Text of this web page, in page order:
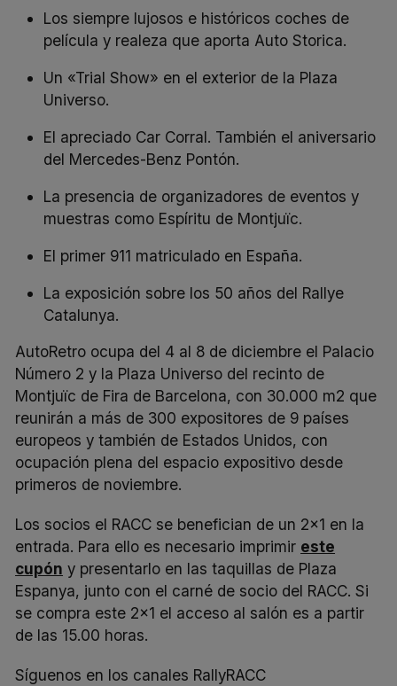
Los siempre lujosos e históricos coches de
película y realeza que aporta Auto Storica.
Un «Trial Show» en el exterior de la Plaza
Universo.
El apreciado Car Corral. También el aniversario
del Mercedes-Benz Pontón.
La presencia de organizadores de eventos y
muestras como Espíritu de Montjuïc.
El primer 911 matriculado en España.
La exposición sobre los 50 años del Rallye
Catalunya.
AutoRetro ocupa del 4 al 8 de diciembre el Palacio
Número 2 y la Plaza Universo del recinto de
Montjuïc de Fira de Barcelona, con 30.000 m2 que
reunirán a más de 300 expositores de 9 países
europeos y también de Estados Unidos, con
ocupación plena del espacio expositivo desde
primeros de noviembre.
Los socios el RACC se benefician de un 2×1 en la
entrada. Para ello es necesario imprimir este
cupón y presentarlo en las taquillas de Plaza
Espanya, junto con el carné de socio del RACC. Si
se compra este 2×1 el acceso al salón es a partir
de las 15.00 horas.
Síguenos en los canales RallyRACC